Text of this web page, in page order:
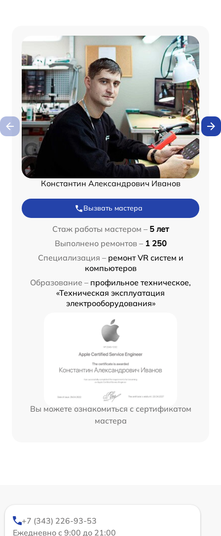
Константин Александрович Иванов
Вызвать мастера
Стаж работы мастером – 5 лет
Выполнено ремонтов – 1 250
Специализация – ремонт VR систем и
компьютеров
Образование – профильное техническое,
«Техническая эксплуатация
электрооборудования»
Вы можете ознакомиться с сертификатом
мастера
+7 (343) 226-93-53
Ежедневно с 9:00 до 21:00